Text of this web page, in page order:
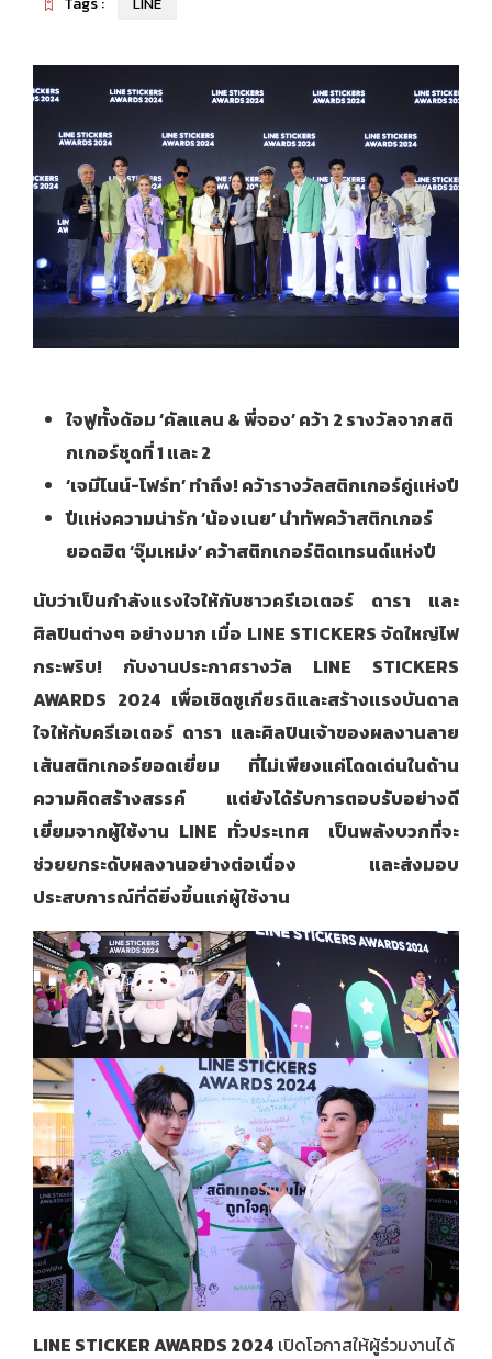
ใจฟูทั้งด้อม‘คัลแลน & พี่จอง’ คว้า 2 รางวัลจากสติ
กเกอร์ชุดที่ 1 และ 2
‘เจมีไนน์-โฟร์ท’ ทำถึง! คว้ารางวัลสติกเกอร์คู่แห่งปี
ปีแห่งความน่ารัก‘น้องเนย’ นำทัพคว้าสติกเกอร์
ยอดฮิต ‘จุ๊มเหม่ง’ คว้าสติกเกอร์ติดเทรนด์แห่งปี
นับว่าเป็นกำลังแรงใจให้กับชาวครีเอเตอร์ ดารา และ
ศิลปินต่างๆ อย่างมาก เมื่อ LINE STICKERS จัดใหญ่ไฟ
กระพริบ! กับงานประกาศรางวัล LINE STICKERS
AWARDS 2024 เพื่อเชิดชูเกียรติและสร้างแรงบันดาล
ใจให้กับครีเอเตอร์ ดารา และศิลปินเจ้าของผลงานลาย
เส้นสติกเกอร์ยอดเยี่ยม ที่ไม่เพียงแค่โดดเด่นในด้าน
ความคิดสร้างสรรค์ แต่ยังได้รับการตอบรับอย่างดี
เยี่ยมจากผู้ใช้งาน LINE ทั่วประเทศ เป็นพลังบวกที่จะ
ช่วยยกระดับผลงานอย่างต่อเนื่อง และส่งมอบ
ประสบการณ์ที่ดียิ่งขึ้นแก่ผู้ใช้งาน
LINE STICKER AWARDS 2024 เปิดโอกาสให้ผู้ร่วมงานได้